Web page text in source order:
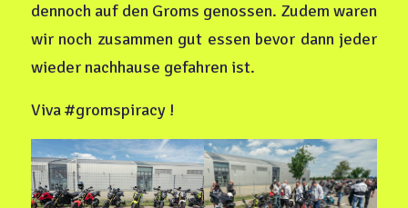
dennoch auf den Groms genossen. Zudem waren
wir noch zusammen gut essen bevor dann jeder
wieder nachhause gefahren ist.
Viva #gromspiracy !